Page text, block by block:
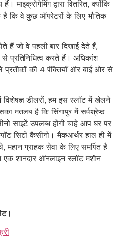
माइक्रोगेमिंग द्वारा वितरित, क्योंकि
है कि वे कुछ ऑपरेटरों के लिए भौतिक
हैं जो वे पहली बार दिखाई देते हैं,
प्रतिनिधित्व करते हैं। अधिकांश
प्रतीकों की 4 पंक्तियाँ और बाईं ओर से
विशेषज्ञ डीलरों, हम इस स्लॉट में खेलने
मतलब है कि सिंगापुर में सर्वश्रेष्ठ
साइटें उपलब्ध होंगी चाहे आप घर पर
सिटी कैसीनो। मैकआर्थर हाल ही में
ग्राहक सेवा के लिए समर्पित है
शानदार ऑनलाइन स्लॉट मशीन